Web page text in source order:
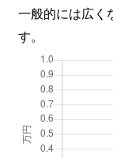
一般的には広く
す。